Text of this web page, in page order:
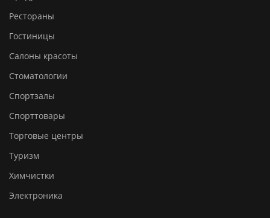
Рестораны
Гостиницы
Салоны красоты
Стоматологии
Спортзалы
Спорттовары
Торговые центры
Туризм
Химчистки
Электроника